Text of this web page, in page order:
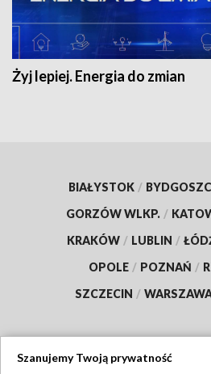
Żyj lepiej. Energia do zmian
BIAŁYSTOK /
GORZÓW WLKP. /
KRAKÓW / LUBLIN /
OPOLE / POZNAŃ /
SZCZECIN /
Szanujemy Twoją prywatność